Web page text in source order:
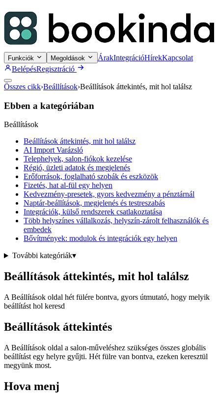
Funkciók Megoldások ÁrakIntegrációHírekKapcsolat
BelépésRegisztráció
Összes cikk›Beállítások›Beállítások áttekintés, mit hol találsz
Ebben a kategóriában
Beállítások
Beállítások áttekintés, mit hol találsz
AI Import Varázsló
Telephelyek, salon-fiókok kezelése
Régió, üzleti adatok és megjelenés
Erőforrások, foglalható szobák és eszközök
Fizetés, hat al-fül egy helyen
Kedvezmény-presetek, gyors kedvezmény a pénztárnál
Naptár-beállítások, megjelenés és testreszabás
Integrációk, külső rendszerek csatlakoztatása
Több helyszínes vállalkozás, helyszín-zárolt felhasználók és
embedek
Bővítmények: modulok és integrációk egy helyen
További kategóriák▾
Beállítások áttekintés, mit hol találsz
A Beállítások oldal hét fülére bontva, gyors útmutató, hogy melyik
beállítást hol keresd
Beállítások áttekintés
A Beállítások oldal a salon-műveléshez szükséges összes globális
beállítást egy helyre gyűjti. Hét fülre van bontva, ezeken keresztül
megyünk most.
Hova menj